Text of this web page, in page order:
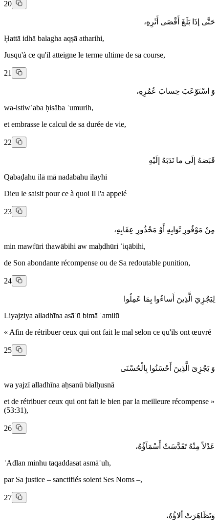
20
حَتَّى إذَا بَلَغَ أَقْصَى أَثَرِهِ،
Ḥattā idhā balagha aqṣā atharihi,
Jusqu'à ce qu'il atteigne le terme ultime de sa course,
21
وَ اسْتَوْعَبَ حِسابَ عُمُرِهِ،
wa-istiwʿaba ḥisāba ʿumurih,
et embrasse le calcul de sa durée de vie,
22
قَبَضهُ إلَى ما نَدَبَهُ إلَيْهِ
Qabaḍahu ilā mā nadabahu ilayhi
Dieu le saisit pour ce à quoi Il l'a appelé
23
مِنْ مَوْفُورِ ثَوَابِهِ أَوْ مَحْذُورِ عِقَابِهِ،
min mawfūri thawābihi aw maḥdhūri ʿiqābihi,
de Son abondante récompense ou de Sa redoutable punition,
24
لِيَجْزِيَ الَّذِينَ أَساءُوا بِمَا عَمِلُوا
Liyajziya alladhīna asāʾū bimā ʿamilū
« Afin de rétribuer ceux qui ont fait le mal selon ce qu'ils ont œuvré
25
وَ يَجْزِىَ الَّذِينَ أَحْسَنُوا بِالْحُسْنَى
wa yajzī alladhīna aḥsanū bialḥusnā
et de rétribuer ceux qui ont fait le bien par la meilleure récompense »
(53:31),
26
عَدْلاً مِنْهُ تَقَدَّسَتْ أَسْمَآؤُهُ،
ʿAdlan minhu taqaddasat asmāʾuh,
par Sa justice – sanctifiés soient Ses Noms –,
27
وَتَظَاهَرَتْ ألاؤُهُ،